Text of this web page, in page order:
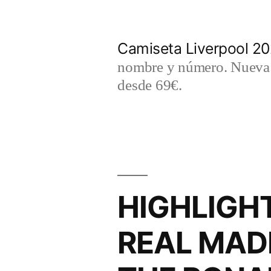
Camiseta Liverpool
nombre y número.
desde 69€.
REAL